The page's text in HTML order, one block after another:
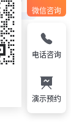
微信咨询
电话咨询
演示预约